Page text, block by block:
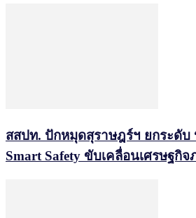
สสปท. ปักหมุดสุราษฎร์ฯ ยกระดับ
Smart Safety ขับเคลื่อนเศรษฐกิจ